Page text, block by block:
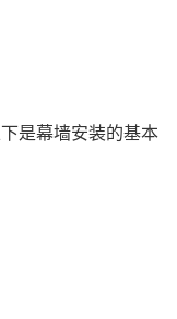
是幕墙安装的基本